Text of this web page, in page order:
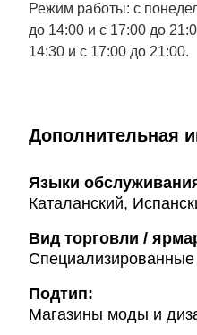
Режим работы: с
до 14:00 и с 17:00 до
14:30 и с 17:00 до 21:00.
Дополнительная
Языки
Каталанский,
Вид торговли /
Подтип:
Магазины моды и